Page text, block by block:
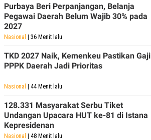
Purbaya Beri Perpanjangan, Belanja
Pegawai Daerah Belum Wajib 30% pada
2027
Nasional | 36 Menit lalu
TKD 2027 Naik, Kemenkeu Pastikan Gaji
PPPK Daerah Jadi Prioritas
Nasional | 44 Menit lalu
128.331 Masyarakat Serbu Tiket
Undangan Upacara HUT ke-81 di Istana
Kepresidenan
Nasional | 48 Menit lalu